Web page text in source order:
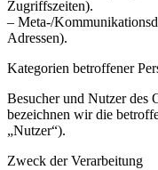
Zugriffszeiten).
– Meta-/
Adressen).
Kategorien betroffener
Besucher und Nutzer des
bezeichnen wir die
„Nutzer“).
Zweck der Verarbeitung